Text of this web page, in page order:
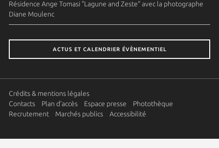
Résidence Ange Tomasi "Lagune and Zeste" avec la photographe
Diane Moulenc
ACTUS ET CALENDRIER ÉVÈNEMENTIEL
Crédits & mentions légales
Contacts
Plan d'accès Espace presse
Photothèque
Recrutement
Marchés publics Accessibilité